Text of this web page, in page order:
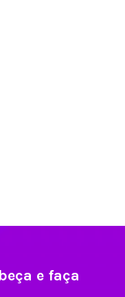
e faça